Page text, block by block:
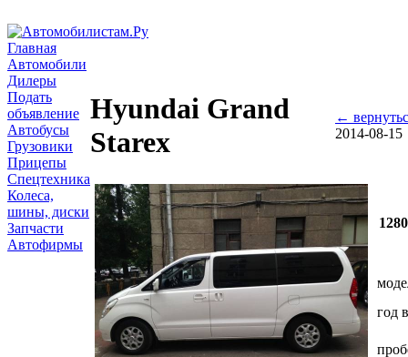
Главная
Автомобили
Дилеры
Подать
объявление
Автобусы
Грузовики
Прицепы
Спецтехника
Колеса,
шины, диски
Запчасти
Автофирмы
Hyundai Grand
Starex
←
2014-08-15
год